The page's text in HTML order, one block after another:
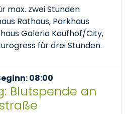
max. zwei Stunden
Rathaus, Parkhaus
Galeria Kaufhof/City,
für drei Stunden.
08:00
Blutspende an